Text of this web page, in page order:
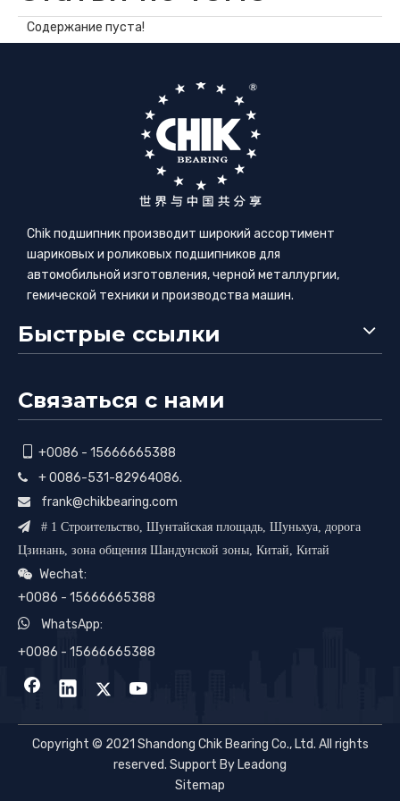
Содержание пуста!
Chik подшипник производит широкий ассортимент
шариковых и роликовых подшипников для
автомобильной изготовления, черной металлургии,
гемической техники и производства машин.
Быстрые ссылки
Связаться с нами
+0086 - 15666665388
 + 0086-531-82964086.
 frank@chikbearing.com
 # 1 Строительство, Шунтайская площадь, Шуньхуа, дорога
Цзинань, зона общения Шандунской зоны, Китай, Китай
 Wechat:
+0086 - 15666665388
 WhatsApp:
+0086 - 15666665388
Copyright © 2021 Shandong Chik Bearing Co., Ltd. All rights
reserved. Support By Leadong
Sitemap